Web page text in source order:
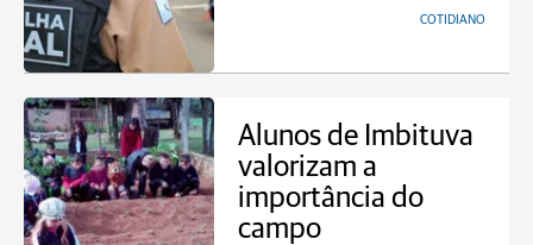
COTIDIANO
Alunos de Imbituva
valorizam a
importância do
campo